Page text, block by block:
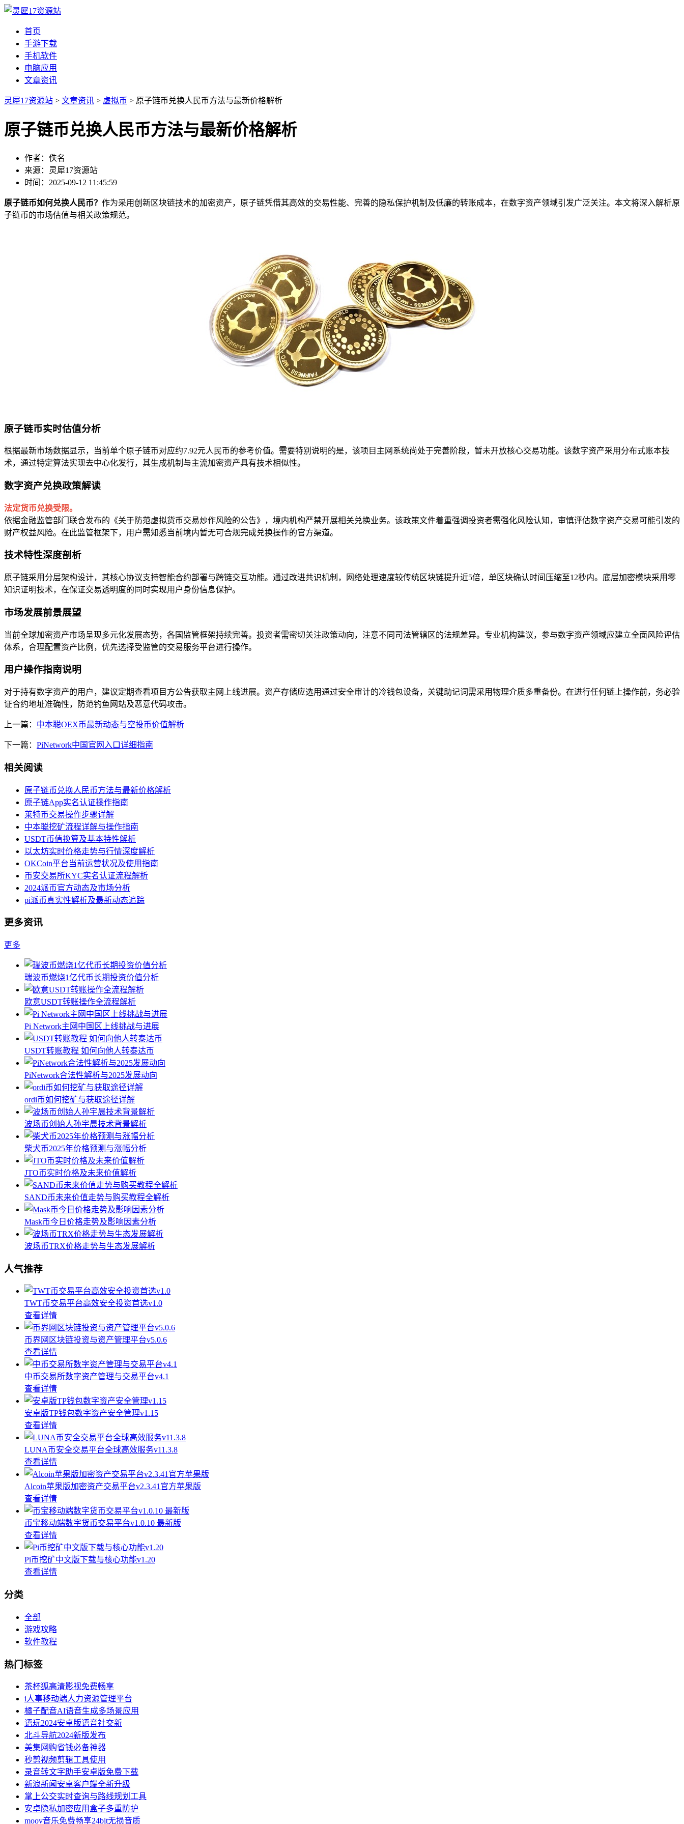
首页
手游下载
手机软件
电脑应用
文章资讯
灵犀17资源站 > 文章资讯 > 虚拟币 > 原子链币兑换人民币方法与最新价格解析
原子链币兑换人民币方法与最新价格解析
作者：佚名
来源：灵犀17资源站
时间：2025-09-12 11:45:59
原子链币如何兑换人民币？ 作为采用创新区块链技术的加密资产，原子链凭借其高效的交易性能、完善的隐私保护机制及低廉的转账成本，在数字资产领域引发广泛关注。本文将深入解析原
子链币的市场估值与相关政策规范。
原子链币实时估值分析
根据最新市场数据显示，当前单个原子链币对应约7.92元人民币的参考价值。需要特别说明的是，该项目主网系统尚处于完善阶段，暂未开放核心交易功能。该数字资产采用分布式账本技
术，通过特定算法实现去中心化发行，其生成机制与主流加密资产具有技术相似性。
数字资产兑换政策解读
法定货币兑换受限。
依据金融监管部门联合发布的《关于防范虚拟货币交易炒作风险的公告》，境内机构严禁开展相关兑换业务。该政策文件着重强调投资者需强化风险认知，审慎评估数字资产交易可能引发的
财产权益风险。在此监管框架下，用户需知悉当前境内暂无可合规完成兑换操作的官方渠道。
技术特性深度剖析
原子链采用分层架构设计，其核心协议支持智能合约部署与跨链交互功能。通过改进共识机制，网络处理速度较传统区块链提升近5倍，单区块确认时间压缩至12秒内。底层加密模块采用零
知识证明技术，在保证交易透明度的同时实现用户身份信息保护。
市场发展前景展望
当前全球加密资产市场呈现多元化发展态势，各国监管框架持续完善。投资者需密切关注政策动向，注意不同司法管辖区的法规差异。专业机构建议，参与数字资产领域应建立全面风险评估
体系，合理配置资产比例，优先选择受监管的交易服务平台进行操作。
用户操作指南说明
对于持有数字资产的用户，建议定期查看项目方公告获取主网上线进展。资产存储应选用通过安全审计的冷钱包设备，关键助记词需采用物理介质多重备份。在进行任何链上操作前，务必验
证合约地址准确性，防范钓鱼网站及恶意代码攻击。
上一篇： 中本聪OEX币最新动态与空投币价值解析
下一篇： PiNetwork中国官网入口详细指南
相关阅读
原子链币兑换人民币方法与最新价格解析
原子链App实名认证操作指南
莱特币交易操作步骤详解
中本聪挖矿流程详解与操作指南
USDT币值换算及基本特性解析
以太坊实时价格走势与行情深度解析
OKCoin平台当前运营状况及使用指南
币安交易所KYC实名认证流程解析
2024派币官方动态及市场分析
pi派币真实性解析及最新动态追踪
更多资讯
更多
瑞波币燃烧1亿代币长期投资价值分析
欧意USDT转账操作全流程解析
Pi Network主网中国区上线挑战与进展
USDT转账教程 如何向他人转泰达币
PiNetwork合法性解析与2025发展动向
ordi币如何挖矿与获取途径详解
波场币创始人孙宇晨技术背景解析
柴犬币2025年价格预测与涨幅分析
JTO币实时价格及未来价值解析
SAND币未来价值走势与购买教程全解析
Mask币今日价格走势及影响因素分析
波场币TRX价格走势与生态发展解析
人气推荐
TWT币交易平台高效安全投资首选v1.0
查看详情
币界网区块链投资与资产管理平台v5.0.6
查看详情
中币交易所数字资产管理与交易平台v4.1
查看详情
安卓版TP钱包数字资产安全管理v1.15
查看详情
LUNA币安全交易平台全球高效服务v11.3.8
查看详情
Alcoin苹果版加密资产交易平台v2.3.41官方苹果版
查看详情
币宝移动端数字货币交易平台v1.0.10 最新版
查看详情
Pi币挖矿中文版下载与核心功能v1.20
查看详情
分类
全部
游戏攻略
软件教程
热门标签
茶杯狐高清影视免费畅享
i人事移动端人力资源管理平台
橘子配音AI语音生成多场景应用
语玩2024安卓版语音社交新
北斗导航2024新版发布
美集网购省钱必备神器
秒剪视频剪辑工具使用
录音转文字助手安卓版免费下载
新浪新闻安卓客户端全新升级
掌上公交实时查询与路线规划工具
安卓隐私加密应用盒子多重防护
moov音乐免费畅享24bit无损音质